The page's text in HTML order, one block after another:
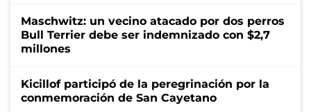
Maschwitz: un vecino atacado por dos perros
Bull Terrier debe ser indemnizado con $2,7
millones
Kicillof participó de la peregrinación por la
conmemoración de San Cayetano